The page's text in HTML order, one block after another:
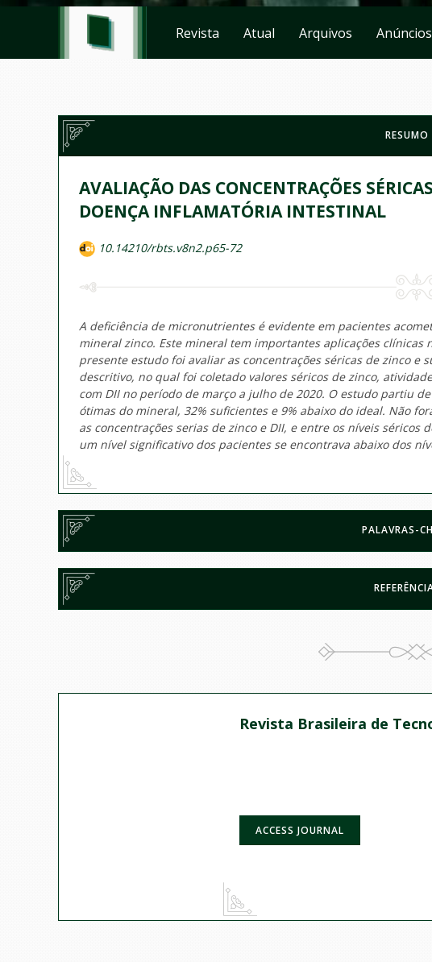
Revista Atual Arquivos Anúncios
RESUMO
AVALIAÇÃO DAS CONCENTRAÇÕES
DOENÇA INFLAMATÓRIA INTESTINAL
10.14210/rbts.v8n2.p65-72
A deficiência de micronutrientes é evidente em pacientes
mineral zinco. Este mineral tem importantes aplicações
presente estudo foi avaliar as concentrações séricas de zinco e
descritivo, no qual foi coletado valores séricos de zinco,
com DII no período de março a julho de 2020. O estudo partiu
ótimas do mineral, 32% suficientes e 9% abaixo do ideal. Não
as concentrações serias de zinco e DII, e entre os níveis
um nível significativo dos pacientes se encontrava abaixo dos
PALAVRAS-
Revista Brasileira de
ACCESS JOURNAL